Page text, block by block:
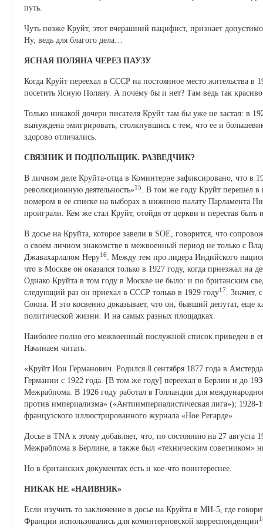
путь.
Чуть позже Круйт, этот вчерашний пацифист, признает
Ну, ведь для благого дела…
ЯСНАЯ ПОЛЯНА ЧЕРЕЗ ПАУЗУ
Когда Круйт переехал в СССР на постоянное место жительства в
посетить Ясную Поляну. А почему бы и нет? Там ведь так
Только никакой дочери писателя Круйт там бы уже не застал: в
вынуждена эмигрировать, столкнувшись с тем, что ее и
здорово отличались.
СВЯЗНИК И ПОДПОЛЬЩИК. РАЗВЕДЧИК?
В личном деле Круйта-отца в Коминтерне зафиксировано, что в
революционную деятельность»15. В том же году Круйт перешел в
номером в ее списке на выборах в нижнюю палату Парламента
проиграли. Кем же стал Круйт, отойдя от церкви и перестав быть
В досье на Круйта, которое завели в SOE, говорится, что
о своем личном знакомстве в межвоенный период не только с
Джавахарлалом Неру16. Между тем про лидера Индийского
что в Москве он оказался только в 1927 году, когда приезжал на
Однако Круйта в том году в Москве не было: и по британским
следующий раз он приехал в СССР только в 1929 году17. Значит,
Союза. И это косвенно доказывает, что он, бывший депутат, еще
политической жизни. И на самых разных площадках.
Наиболее полно его межвоенный послужной список приведен в
Начинаем читать:
«Круйт Ион Германович. Родился 8 сентября 1877 года в
Германии с 1922 года. [В том же году] переехал в Берлин и до
Межрабпома. В 1926 году работал в Голландии для
против империализма» («Антиимпериалистическая лига»);
французского иллюстрированного журнала «Ное Регарде».
Досье в TNA к этому добавляет, что, по состоянию на 27 августа
Межрабпома в Берлине, а также был «техническим советником»
Но в британских документах есть и кое-что поинтереснее.
НИКАК НЕ «НАИВНЯК»
Если изучить то заключение в досье на Круйта в МИ-5, где
Франции использовались для коминтерновской корреспонденции